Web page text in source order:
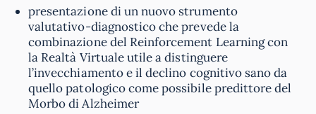
presentazione di un nuovo strumento
valutativo-diagnostico che prevede la
combinazione del Reinforcement Learning con
la Realtà Virtuale utile a distinguere
l’invecchiamento e il declino cognitivo sano da
quello patologico come possibile predittore del
Morbo di Alzheimer